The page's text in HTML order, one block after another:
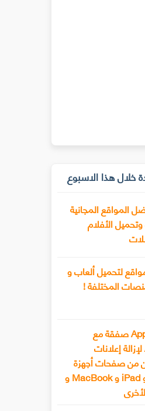
خلال هذا الاسبوع
المواقع المجانية
الأفلام
7 مواقع لتحميل ألعاب و
المختلفة !
أبرمت Apple صفقة مع
Amazon لإزالة إعلانات
من صفحات أجهزة
iPhone و iPad و MacBook و